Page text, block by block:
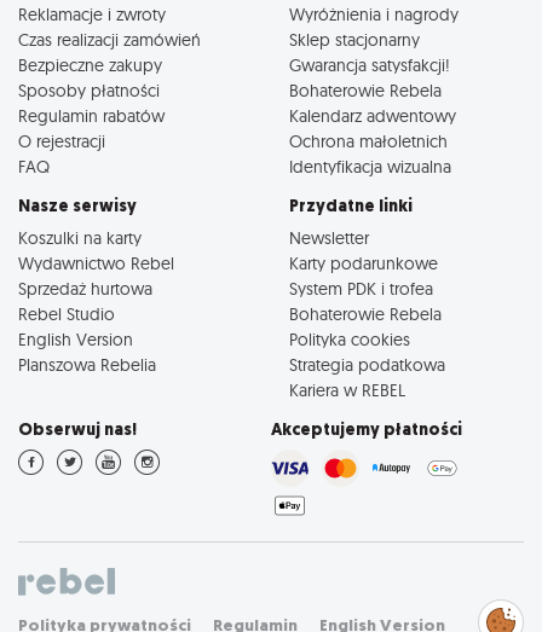
Reklamacje i zwroty
Czas realizacji zamówień
Bezpieczne zakupy
Sposoby płatności
Regulamin rabatów
O rejestracji
FAQ
Wyróżnienia i nagrody
Sklep stacjonarny
Gwarancja satysfakcji!
Bohaterowie Rebela
Kalendarz adwentowy
Ochrona małoletnich
Identyfikacja wizualna
Nasze serwisy
Koszulki na karty
Wydawnictwo Rebel
Sprzedaż hurtowa
Rebel Studio
English Version
Planszowa Rebelia
Przydatne linki
Newsletter
Karty podarunkowe
System PDK i trofea
Bohaterowie Rebela
Polityka cookies
Strategia podatkowa
Kariera w REBEL
Obserwuj nas! Akceptujemy płatności
Polityka prywatności Regulamin English Version
Zarządzaj
preferencjami
cookies